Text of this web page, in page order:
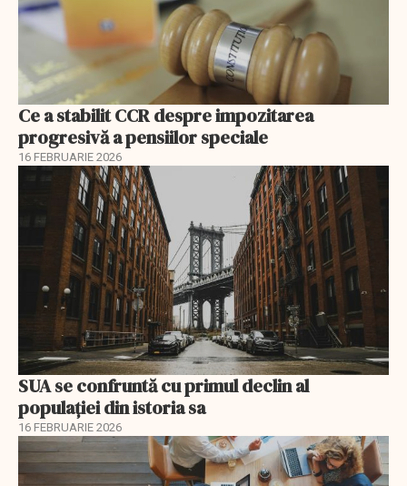
Ce a stabilit CCR despre impozitarea
progresivă a pensiilor speciale
16 FEBRUARIE 2026
SUA se confruntă cu primul declin al
populației din istoria sa
16 FEBRUARIE 2026